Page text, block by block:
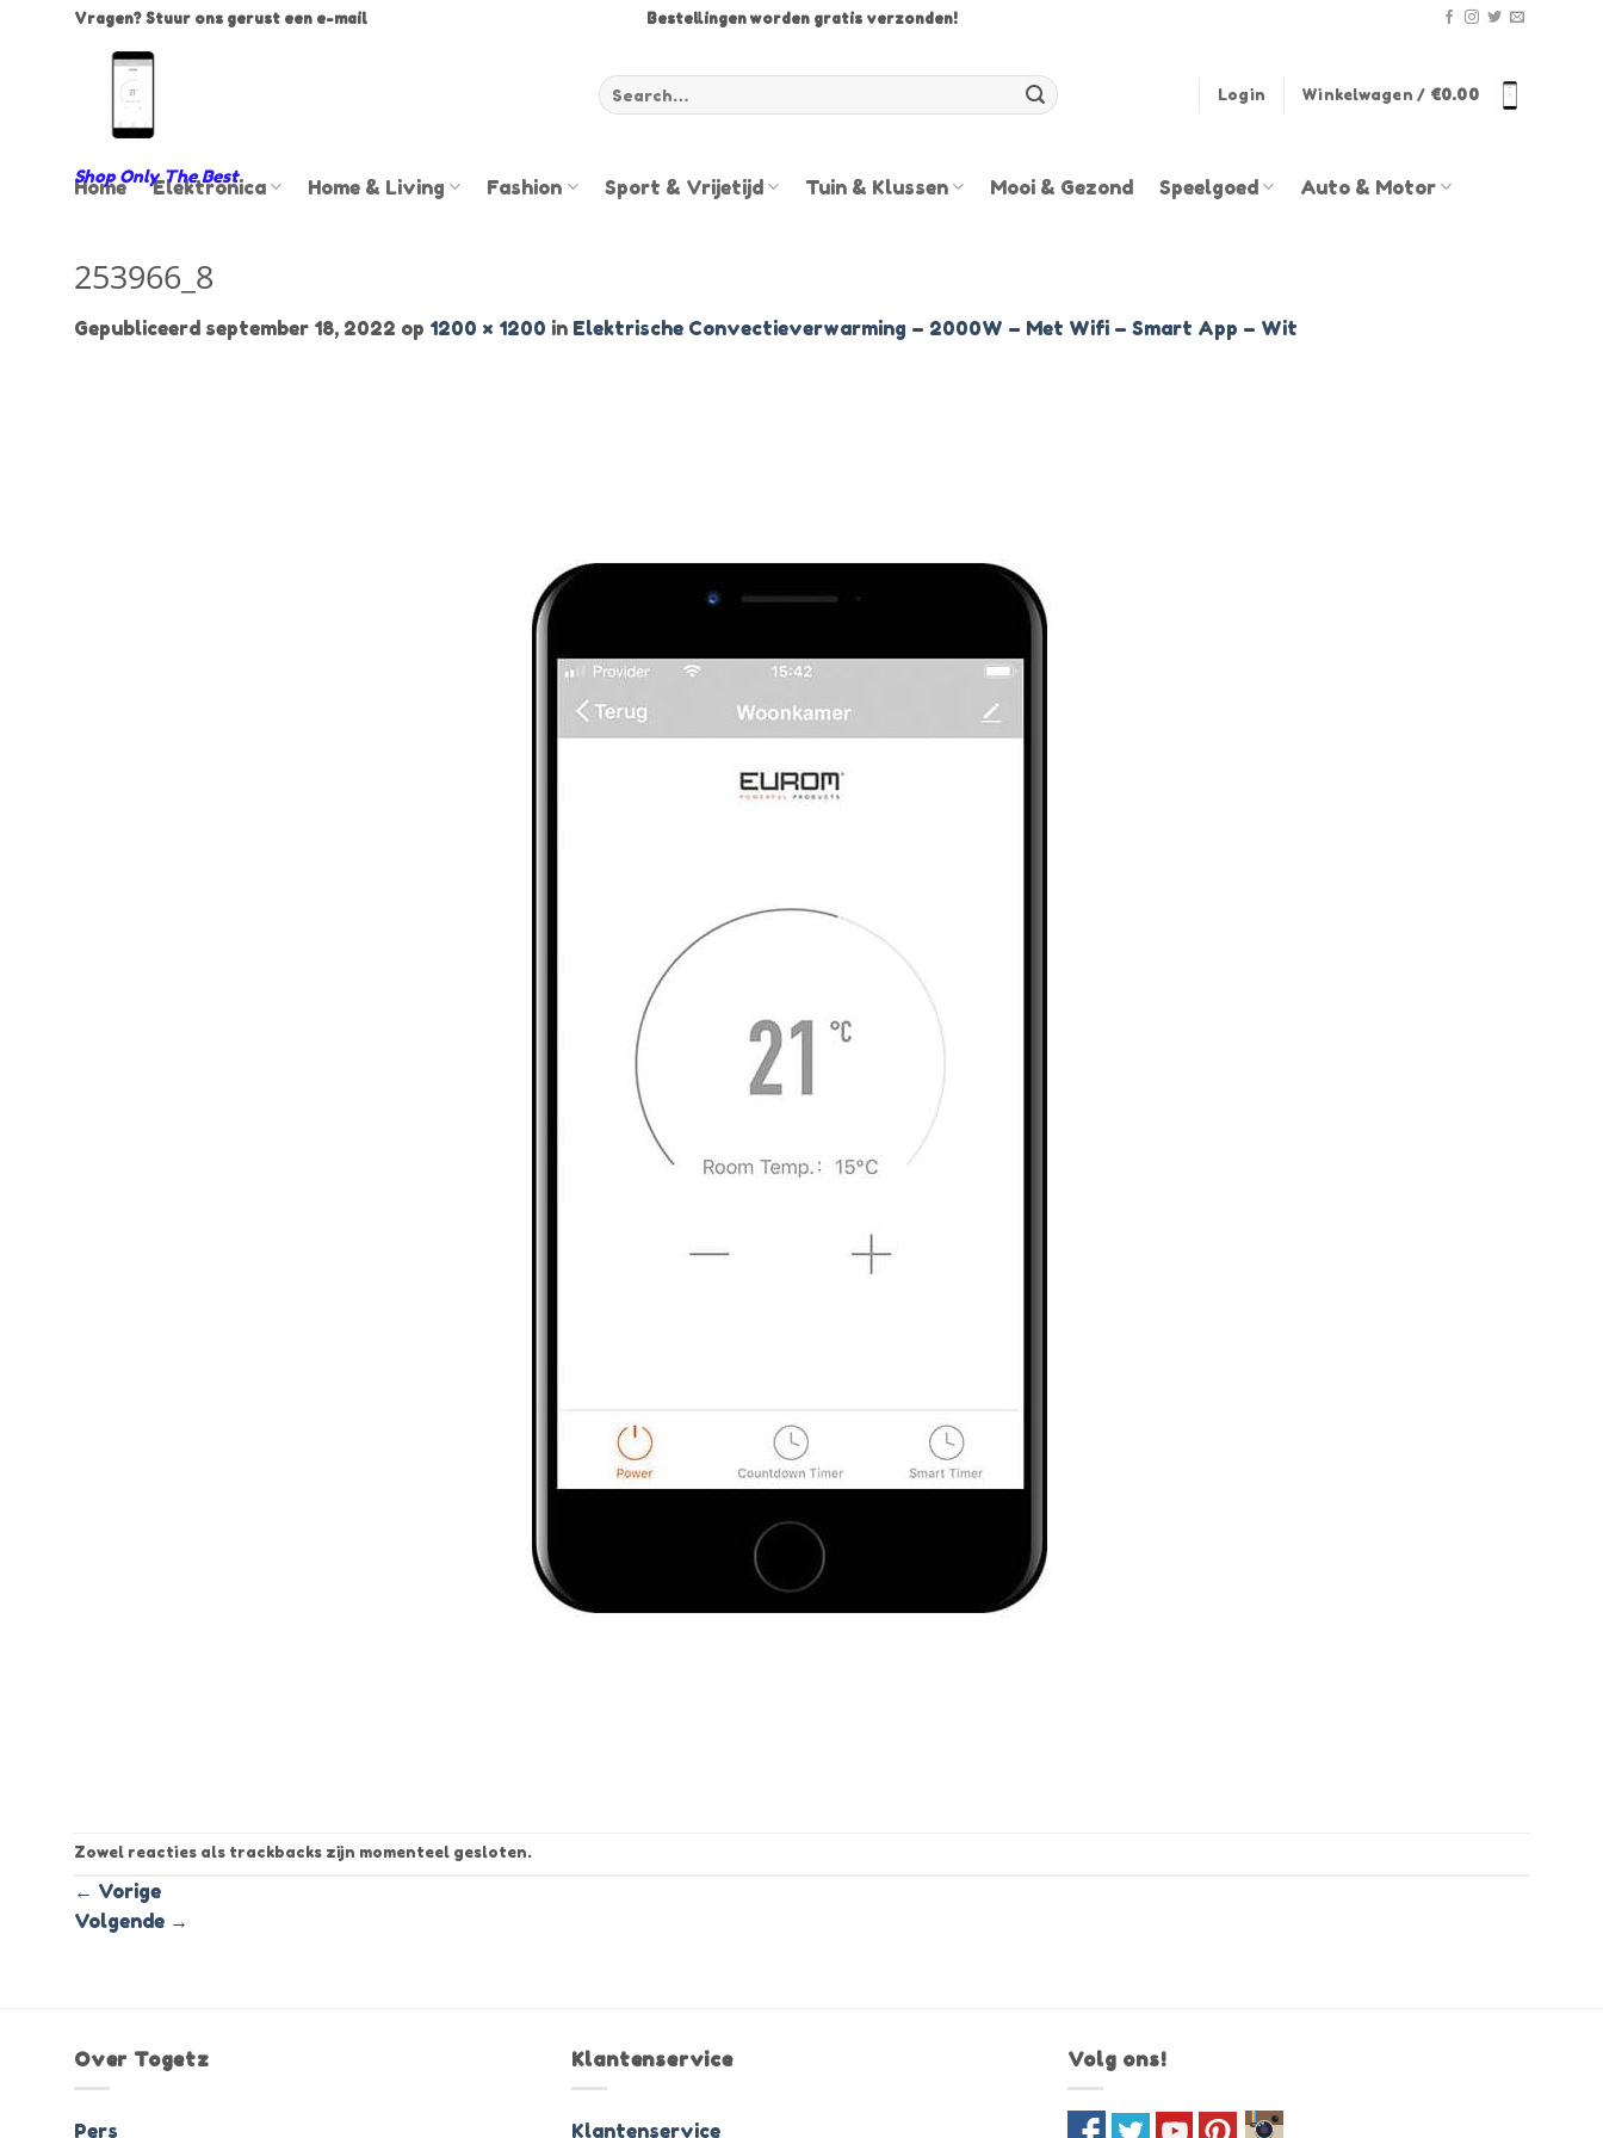
Vragen? Stuur ons gerust een e-mail Bestellingen worden gratis verzonden!
Shop Only The Best
Zoeken
voor:
Login Winkelwagen / €0.00
Home Elektronica Home & Living Fashion Sport & Vrijetijd Tuin & Klussen Mooi & Gezond Speelgoed Auto & Motor
253966_8
Gepubliceerd september 18, 2022 op 1200 × 1200 in Elektrische Convectieverwarming – 2000W – Met Wifi – Smart App – Wit
Zowel reacties als trackbacks zijn momenteel gesloten.
← Vorige
Volgende →
Over Togetz
Pers
Klantenservice
Klantenservice
Volg ons!